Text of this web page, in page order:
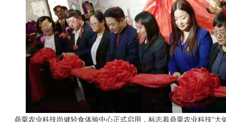
鼎粟农业科技尚健轻食体验中心正式启用，标志着鼎粟农业科技“大